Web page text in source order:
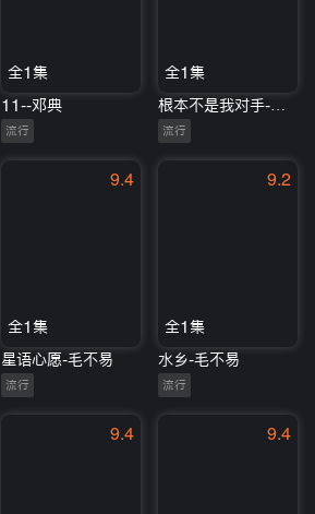
全1集
11--邓典
流行
全1集
流行
9.4
全1集
星语心愿-毛不易
流行
9.2
全1集
水乡-毛不易
流行
9.4 9.4